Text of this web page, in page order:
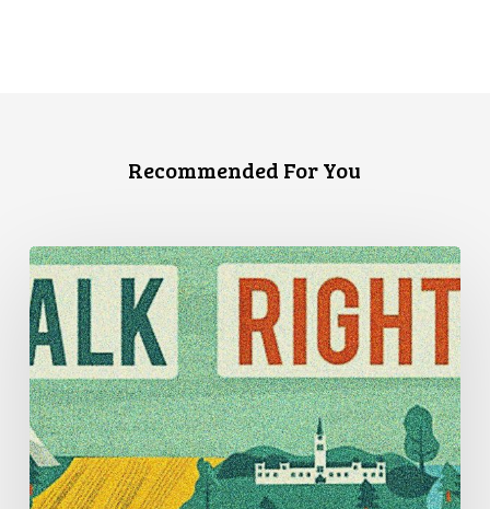
Recommended For You
Trois
témoignages
de
discrimination
en
matière
de
logement